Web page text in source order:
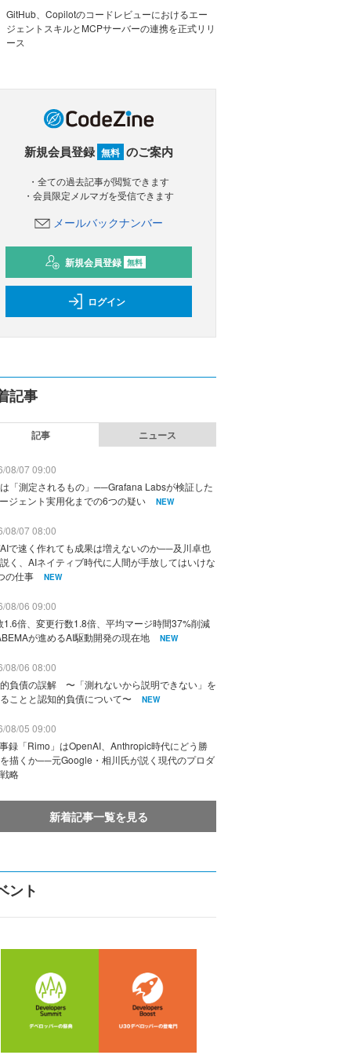
GitHub、Copilotのコードレビューにおけるエー
ジェントスキルとMCPサーバーの連携を正式リリ
ース
新規会員登録 無料 のご案内
・全ての過去記事が閲覧できます
・会員限定メルマガを受信できます
メールバックナンバー
新規会員登録 無料
ログイン
記事
記事 ニュース
08/07 09:00
「測定されるもの」──Grafana Labsが検証した
ジェント実用化までの6つの疑い
NEW
08/07 08:00
で速く作れても成果は増えないのか──及川卓也
く、AIネイティブ時代に人間が手放してはいけな
の仕事
NEW
08/06 09:00
1.6倍、変更行数1.8倍、平均マージ時間37%削減
が進めるAI駆動開発の現在地
NEW
08/06 08:00
負債の誤解 〜「測れないから説明できない」を
ことと認知的負債について〜
NEW
08/05 09:00
録「Rimo」はOpenAI、Anthropic時代にどう勝
描くか──元Google・相川氏が説く現代のプロダ
略
新着記事一覧を見る
ント